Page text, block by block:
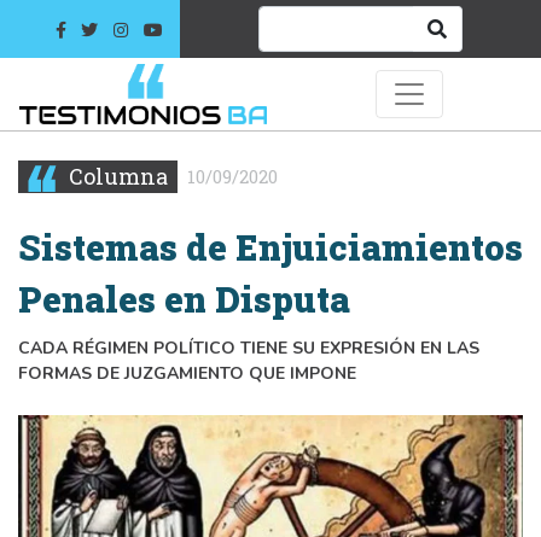
Columna 10/09/2020
Sistemas de Enjuiciamientos
Penales en Disputa
CADA RÉGIMEN POLÍTICO TIENE SU EXPRESIÓN EN LAS
FORMAS DE JUZGAMIENTO QUE IMPONE